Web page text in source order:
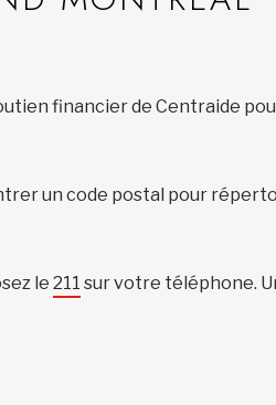
financier de Centraide
un code postal pour
le 211 sur votre téléphone.